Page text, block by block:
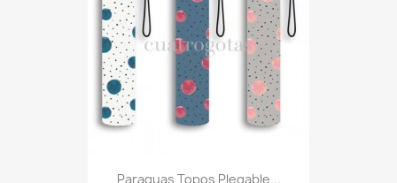
Paraguas Topos Plegable...